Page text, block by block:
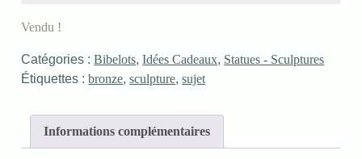
Vendu !
Catégories :Bibelots,Idées Cadeaux, Statues - Sculptures
Étiquettes :bronze,sculpture,sujet
Informations complémentaires